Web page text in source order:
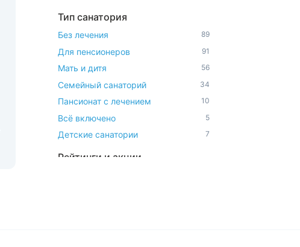
Тип санатория
Без лечения 89
Для пенсионеров 91
Мать и дитя 56
Семейный санаторий 34
Пансионат с лечением 10
Всё включено 5
Детские санатории 7
Рейтинги и акции